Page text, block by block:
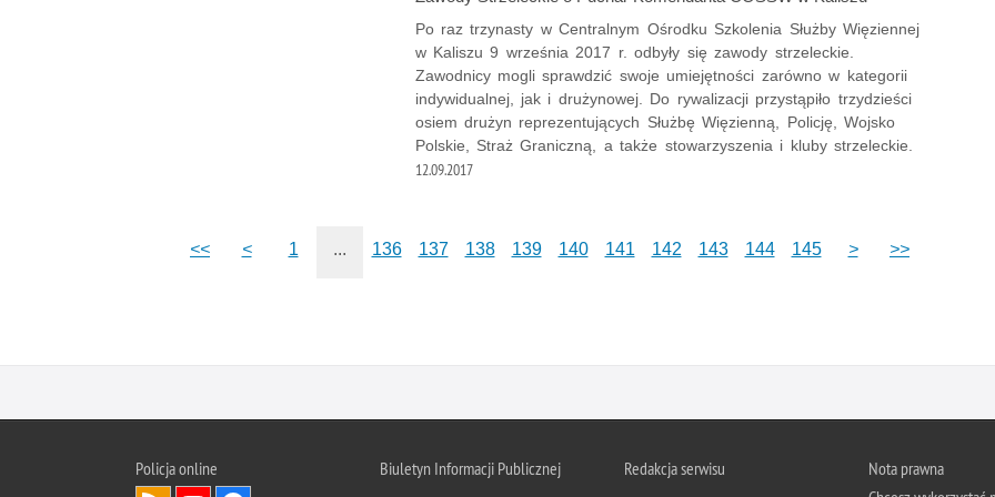
Po raz trzynasty w Centralnym Ośrodku Szkolenia Służby Więziennej
w Kaliszu 9 września 2017 r. odbyły się zawody strzeleckie.
Zawodnicy mogli sprawdzić swoje umiejętności zarówno w kategorii
indywidualnej, jak i drużynowej. Do rywalizacji przystąpiło trzydzieści
osiem drużyn reprezentujących Służbę Więzienną, Policję, Wojsko
Polskie, Straż Graniczną, a także stowarzyszenia i kluby strzeleckie.
12.09.2017
<< < 1 ... 136 137 138 139 140 141 142 143 144 145 > >>
Policja online
Biuletyn Informacji Publicznej
Redakcja serwisu
Nota prawna